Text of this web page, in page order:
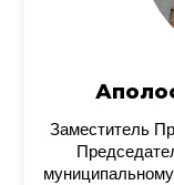
Заместитель